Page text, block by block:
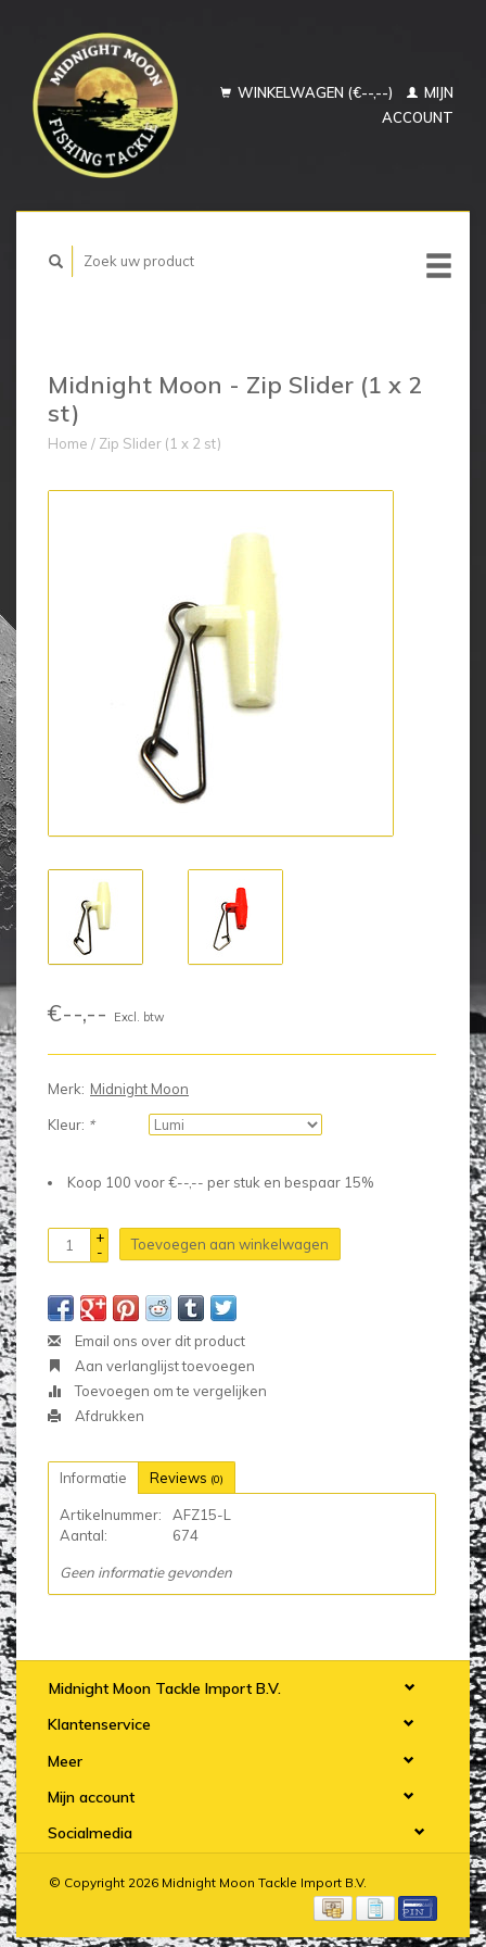
WINKELWAGEN (€--,--)
MIJN
ACCOUNT
Midnight Moon - Zip Slider (1 x 2
st)
Home / Zip Slider (1 x 2 st)
€--,-- Excl. btw
Merk: Midnight Moon
Kleur: *
Koop 100 voor €--,-- per stuk en bespaar 15%
+
-
Toevoegen aan winkelwagen
Email ons over dit product
Aan verlanglijst toevoegen
Toevoegen om te vergelijken
Afdrukken
Informatie Reviews (0)
Artikelnummer:
AFZ15-L
Aantal:
674
Geen informatie gevonden
Midnight Moon Tackle Import B.V.
Klantenservice
Meer
Mijn account
Socialmedia
© Copyright 2026 Midnight Moon Tackle Import B.V.